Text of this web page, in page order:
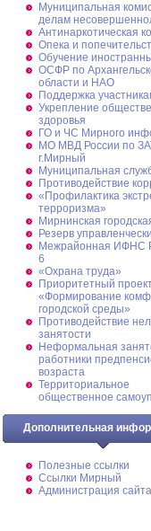
Муниципальная
делам
Антинаркотическая
Опека и
Обучение
ОСФР по
области и НАО
Поддержка
Укрепление
здоровья
ГО и ЧС Мирного
МО МВД России по
г.Мирный
Муниципальная
Противодействие
«Профилактика
терроризма»
Мирнинская
Резерв
Межрайонная ИФНС
6
«Охрана труда»
Приоритетный
«Формирование
городской среды»
Противодействие
занятости
Неформальная
работники
возраста
Территориальное
общественное
Дополнительная
Полезные ссылки
Ссылки Мирный
Администрация сайта